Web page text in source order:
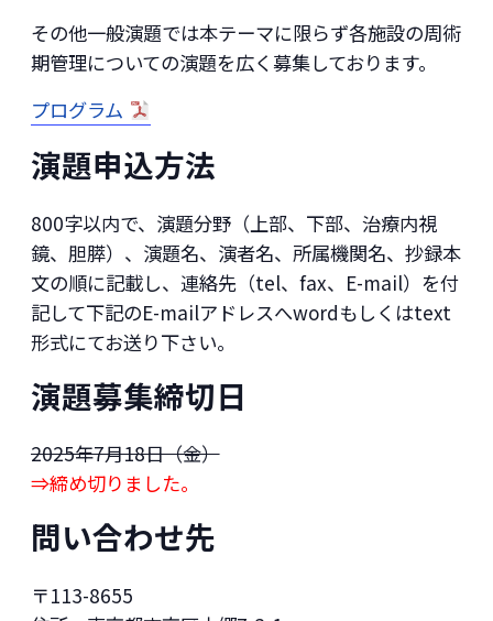
その他一般演題では本テーマに限らず各施設の周術
期管理についての演題を広く募集しております。
プログラム
演題申込方法
800字以内で、演題分野（上部、下部、治療内視
鏡、胆膵）、演題名、演者名、所属機関名、抄録本
文の順に記載し、連絡先（tel、fax、E-mail）を付
記して下記のE-mailアドレスへwordもしくはtext
形式にてお送り下さい。
演題募集締切日
2025年7月18日（金）
⇒締め切りました。
問い合わせ先
〒113-8655